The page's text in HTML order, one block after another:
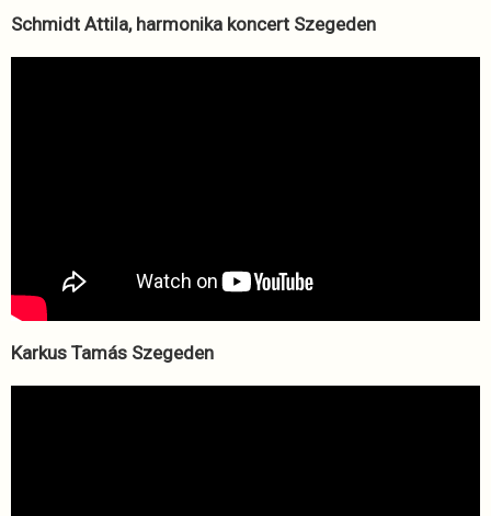
Schmidt Attila, harmonika koncert Szegeden
Karkus Tamás Szegeden